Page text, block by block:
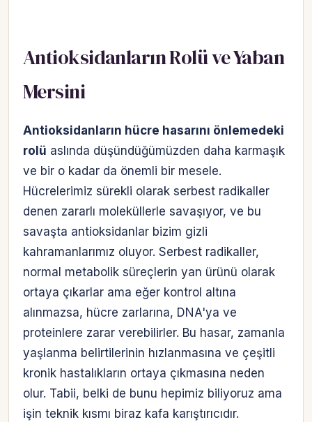
Antioksidanların Rolü ve Yaban
Mersini
Antioksidanların hücre hasarını önlemedeki
rolü aslında düşündüğümüzden daha karmaşık
ve bir o kadar da önemli bir mesele.
Hücrelerimiz sürekli olarak serbest radikaller
denen zararlı moleküllerle savaşıyor, ve bu
savaşta antioksidanlar bizim gizli
kahramanlarımız oluyor. Serbest radikaller,
normal metabolik süreçlerin yan ürünü olarak
ortaya çıkarlar ama eğer kontrol altına
alınmazsa, hücre zarlarına, DNA'ya ve
proteinlere zarar verebilirler. Bu hasar, zamanla
yaşlanma belirtilerinin hızlanmasına ve çeşitli
kronik hastalıkların ortaya çıkmasına neden
olur. Tabii, belki de bunu hepimiz biliyoruz ama
işin teknik kısmı biraz kafa karıştırıcıdır.